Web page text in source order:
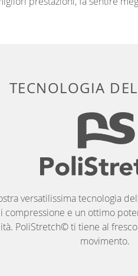
TECNOLOGIA
versatilissima tecnologia
compressione e un ottimo
PoliStretch© ti tiene al
movimento.